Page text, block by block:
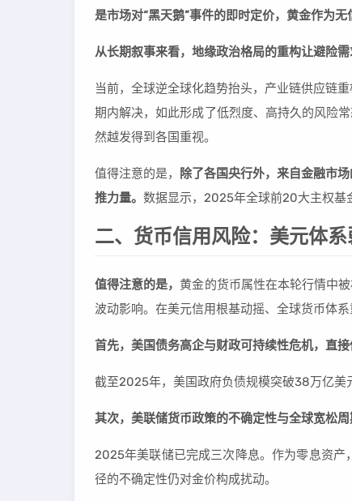
是市场对“黑天鹅”事件的即时定价，黄金作为
从长期叙事来看，地缘政治格局的重构让避险需
当前，全球逆全球化趋势抬头，产业链供应链
期内解决，如此形成了低烈度、高持久的风险
然越发得到各国重视。
值得注意的是，
除了各国央行外，来自金融市
推力量。 数据显示，2025年全球前20大主权基
二、货币信用风险：美元体
值得注意的是，黄金的货币属性在本轮行情中
波动影响。在美元信用根基动摇、全球货币体
首先，美国债务高企与财政可持续性危机，直接
截至2025年，美国政府负债规模突破38万亿美
其次，美联储货币政策的不确定性与全球宽松
2025年美联储已完成三次降息。作为零息资
径的不确定性仍对金价构成扰动。